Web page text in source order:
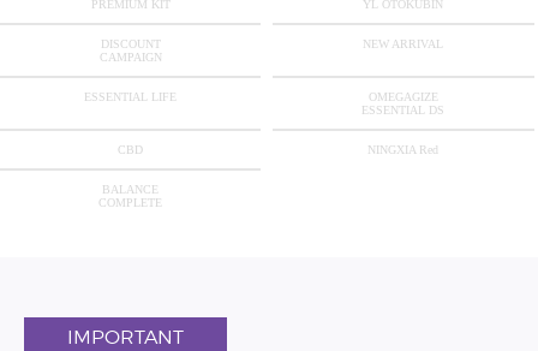
PREMIUM KIT YL OTOKUBIN
DISCOUNT
CAMPAIGN
NEW ARRIVAL
ESSENTIAL LIFE
OMEGAGIZE
ESSENTIAL DS
CBD NINGXIA Red
BALANCE
COMPLETE
IMPORTANT